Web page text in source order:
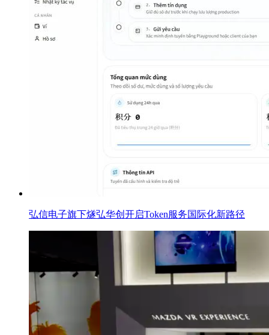
弘信电子旗下燧弘华创开启Token服务国际化新路径